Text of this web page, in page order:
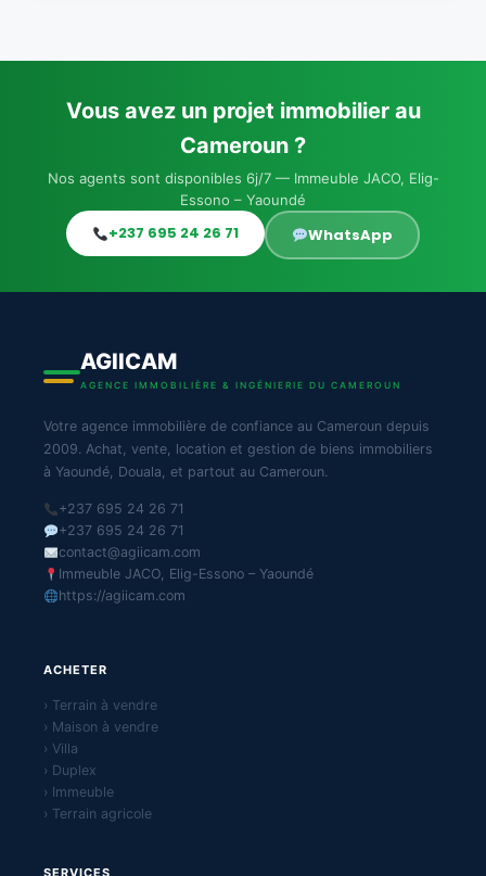
Vous avez un projet immobilier au
Cameroun ?
Nos agents sont disponibles 6j/7 — Immeuble JACO, Elig-
Essono – Yaoundé
+237 695 24 26 71 WhatsApp
AGIICAM
AGENCE IMMOBILIÈRE & INGÉNIERIE DU CAMEROUN
Votre agence immobilière de confiance au Cameroun depuis
2009. Achat, vente, location et gestion de biens immobiliers
à Yaoundé, Douala, et partout au Cameroun.
+237 695 24 26 71
+237 695 24 26 71
contact@agiicam.com
Immeuble JACO, Elig-Essono – Yaoundé
https://agiicam.com
ACHETER
› Terrain à vendre
› Maison à vendre
› Villa
› Duplex
› Immeuble
› Terrain agricole
SERVICES